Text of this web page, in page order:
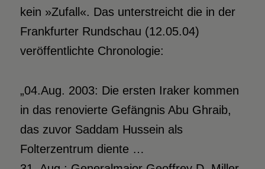
kein »Zufall«. Das unterstreicht die in der
Frankfurter Rundschau (12.05.04)
veröffentlichte Chronologie:
„04.Aug. 2003: Die ersten Iraker kommen
in das renovierte Gefängnis Abu Ghraib,
das zuvor Saddam Hussein als
Folterzentrum diente …